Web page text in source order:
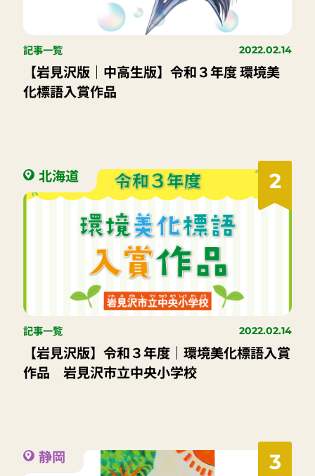
記事一覧 2022.02.14
【岩見沢版｜中高生版】令和３年度 環境美
化標語入賞作品
2
北海道
記事一覧 2022.02.14
【岩見沢版】令和３年度｜環境美化標語入賞
作品 岩見沢市立中央小学校
3
静岡